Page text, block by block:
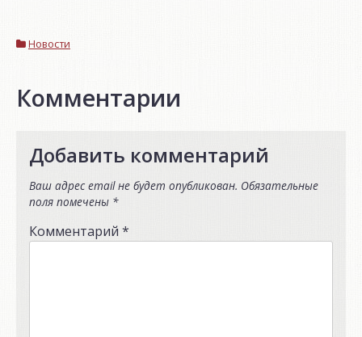
Новости
Комментарии
Добавить комментарий
Ваш адрес email не будет опубликован. Обязательные
поля помечены *
Комментарий *